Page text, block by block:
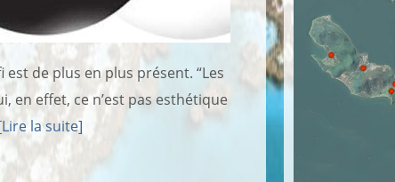
est de plus en plus présent. “Les
en effet, ce n’est pas esthétique
la suite]